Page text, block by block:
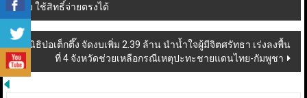
navigation
ไทย ใช้สิทธิ์จ่ายตรงได้
มูลนิธิป่อเต็กตึ๊ง จัดงบเพิ่ม 2.39 ล้าน นำน้ำใจผู้มีจิตศรัทธา เร่งลงพื้น
ที่ 4 จังหวัดช่วยเหลือกรณีเหตุปะทะชายแดนไทย-กัมพูชา